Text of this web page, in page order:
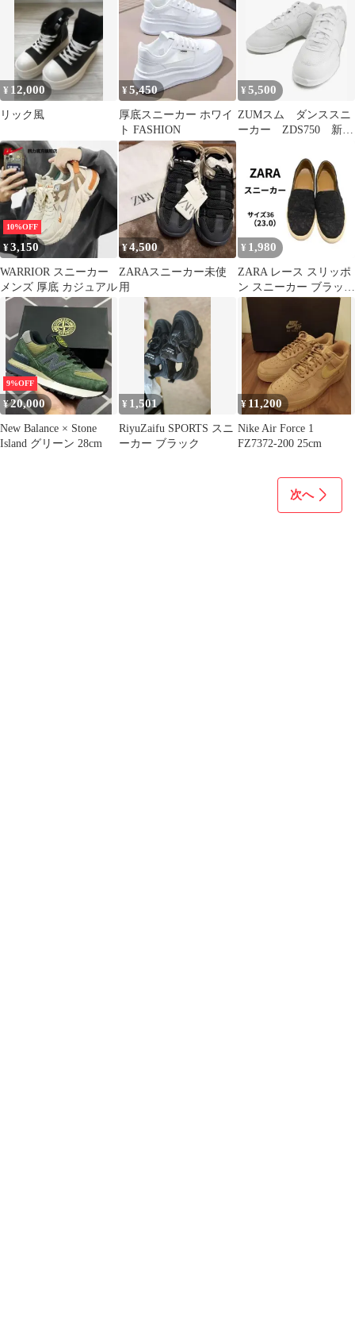
¥ 12,000
リック風
¥5,450
厚底スニーカー ホワイ
ト FASHION
¥5,500
ZUMスム ダンススニ
ーカー ZDS750 新
10%OFF
¥3,150
WARRIOR スニーカー
メンズ 厚底 カジュアル
¥4,500
ZARAスニーカー未使
用
¥ 1,980
ZARA レース スリッポ
ン スニーカー ブラック
36 23cm
9%OFF
¥20,000
New Balance × Stone
Island グリーン 28cm
¥ 1,501
RiyuZaifu SPORTS スニ
ーカー ブラック
¥ 11,200
Nike Air Force 1
FZ7372-200 25cm
次へ